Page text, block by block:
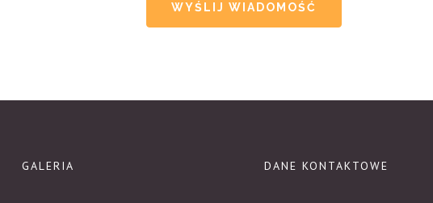
WYŚLIJ WIADOMOŚĆ
GALERIA DANE KONTAKTOWE